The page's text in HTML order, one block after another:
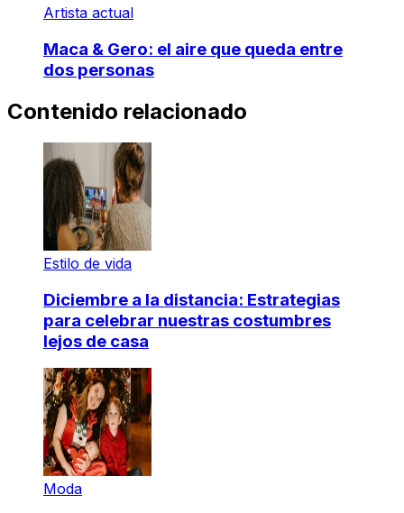
Artista actual
Maca & Gero: el aire que queda entre
dos personas
Contenido relacionado
Estilo de vida
Diciembre a la distancia: Estrategias
para celebrar nuestras costumbres
lejos de casa
Moda